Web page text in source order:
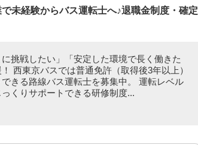
未経験からバス運転士へ♪退職金制度・確定
に挑戦したい」「安定した環境で長く働きた
西東京バスでは普通免許（取得後3年以上）
きる路線バス運転士を募集中。 運転レベル
くりサポートできる研修制度...